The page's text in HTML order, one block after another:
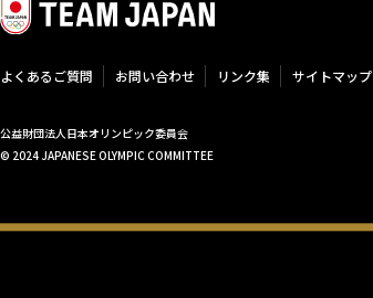
よくあるご質問 お問い合わせ リンク集 サイトマップ
公益財団法人日本オリンピック委員会
© 2024 JAPANESE OLYMPIC COMMITTEE